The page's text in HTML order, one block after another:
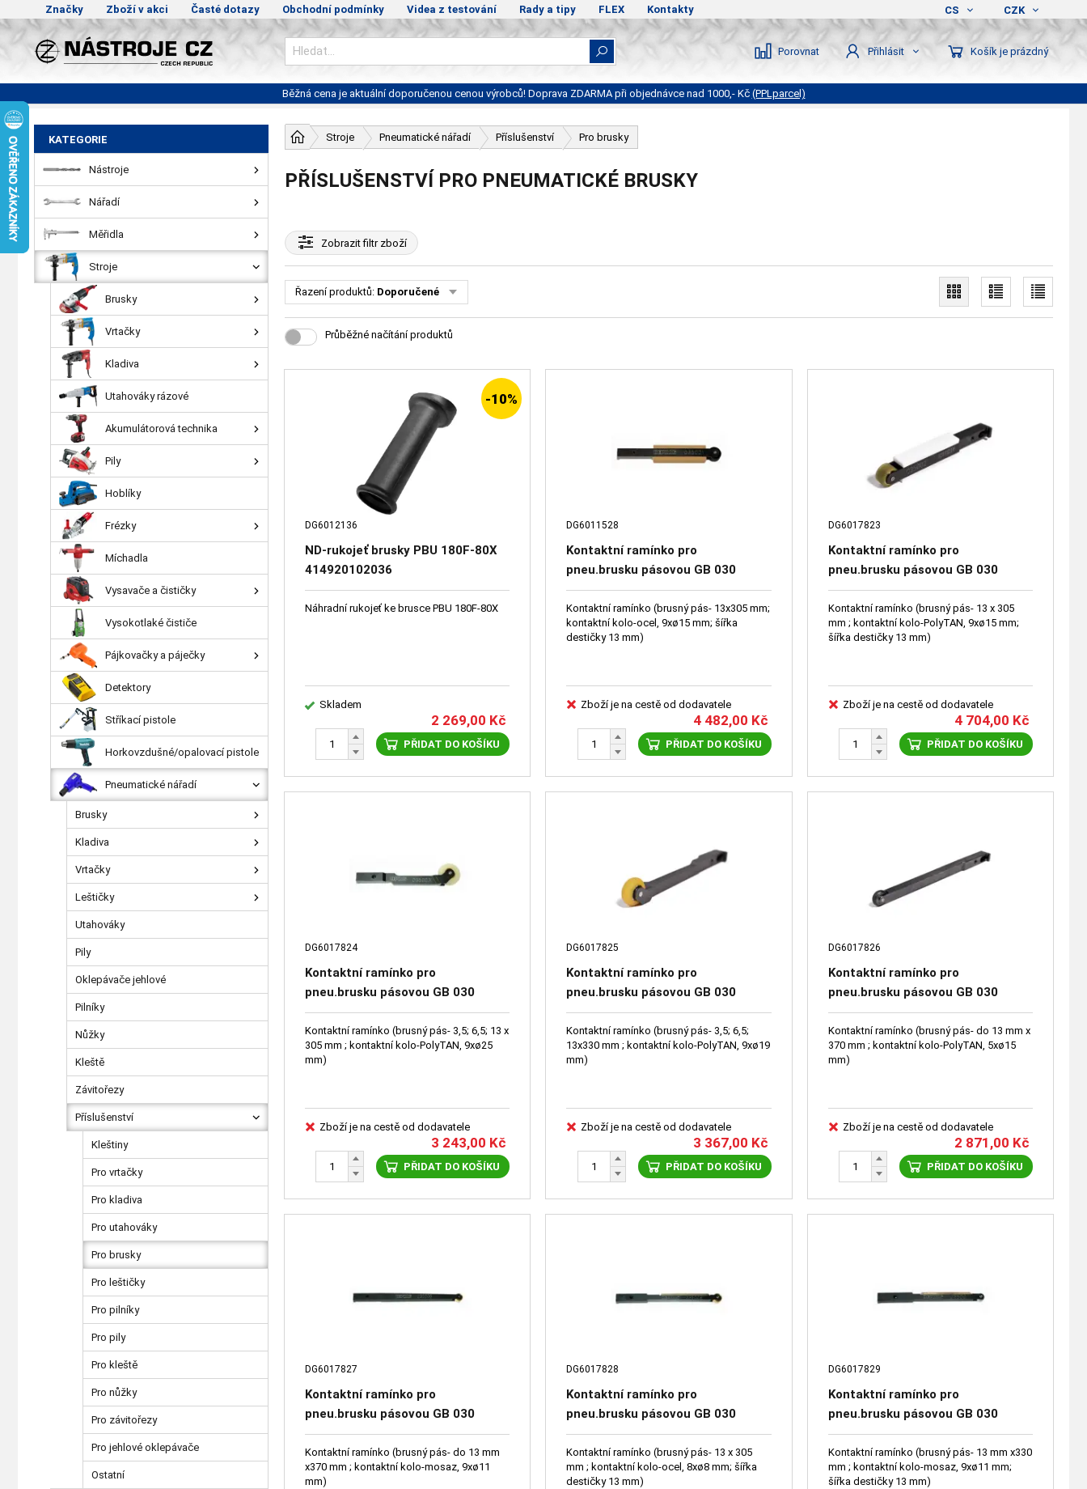
Značky Zboží v akci Časté dotazy Obchodní podmínky Videa z testování Rady a tipy FLEX Kontakty CS CZK
Porovnat Přihlásit Košík je prázdný
Běžná cena je aktuální doporučenou cenou výrobců! Doprava ZDARMA při objednávce nad 1000,- Kč (PPLparcel)
Stroje Pneumatické nářadí Příslušenství Pro brusky
PŘÍSLUŠENSTVÍ PRO PNEUMATICKÉ BRUSKY
Zobrazitfiltr zboží
Řazení produktů: Doporučené
Průběžné načítání produktů
-10%
DG6012136
ND-rukojeť brusky PBU 180F-80X
414920102036
Náhradní rukojeť ke brusce PBU 180F-80X
Skladem
2 269,00 Kč
PŘIDAT DO KOŠÍKU
DG6011528
Kontaktní ramínko pro
pneu.brusku pásovou GB 030
Kontaktní ramínko (brusný pás- 13x305 mm;
kontaktní kolo-ocel, 9xø15 mm; šířka
destičky 13 mm)
Zboží je na cestě od dodavatele
4 482,00 Kč
PŘIDAT DO KOŠÍKU
DG6017823
Kontaktní ramínko pro
pneu.brusku pásovou GB 030
DG6017823
Kontaktní ramínko (brusný pás- 13 x 305
mm ; kontaktní kolo-PolyTAN, 9xø15 mm;
šířka destičky 13 mm)
Zboží je na cestě od dodavatele
4 704,00 Kč
PŘIDAT DO KOŠÍKU
DG6017824
Kontaktní ramínko pro
pneu.brusku pásovou GB 030
DG6017824
Kontaktní ramínko (brusný pás- 3,5; 6,5; 13 x
305 mm ; kontaktní kolo-PolyTAN, 9xø25
mm)
Zboží je na cestě od dodavatele
3 243,00 Kč
PŘIDAT DO KOŠÍKU
DG6017825
Kontaktní ramínko pro
pneu.brusku pásovou GB 030
DG6017825
Kontaktní ramínko (brusný pás- 3,5; 6,5;
13x330 mm ; kontaktní kolo-PolyTAN, 9xø19
mm)
Zboží je na cestě od dodavatele
3 367,00 Kč
PŘIDAT DO KOŠÍKU
DG6017826
Kontaktní ramínko pro
pneu.brusku pásovou GB 030
DG6017826
Kontaktní ramínko (brusný pás- do 13 mm x
370 mm ; kontaktní kolo-PolyTAN, 5xø15
mm)
Zboží je na cestě od dodavatele
2 871,00 Kč
PŘIDAT DO KOŠÍKU
DG6017827
Kontaktní ramínko pro
pneu.brusku pásovou GB 030
DG6017827
Kontaktní ramínko (brusný pás- do 13 mm
x370 mm ; kontaktní kolo-mosaz, 9xø11
mm)
DG6017828
Kontaktní ramínko pro
pneu.brusku pásovou GB 030
DG6017828
Kontaktní ramínko (brusný pás- 13 x 305
mm ; kontaktní kolo-ocel, 8xø8 mm; šířka
destičky 13 mm)
DG6017829
Kontaktní ramínko pro
pneu.brusku pásovou GB 030
DG6017829
Kontaktní ramínko (brusný pás- 13 mm x330
mm ; kontaktní kolo-mosaz, 9xø11 mm;
šířka destičky 13 mm)
KATEGORIE
Nástroje
Nářadí
Měřidla
Stroje
Brusky
Vrtačky
Kladiva
Utahováky rázové
Akumulátorová technika
Pily
Hoblíky
Frézky
Míchadla
Vysavače a čističky
Vysokotlaké čističe
Pájkovačky a páječky
Detektory
Stříkací pistole
Horkovzdušné/opalovací pistole
Pneumatické nářadí
Brusky
Kladiva
Vrtačky
Leštičky
Utahováky
Pily
Oklepávače jehlové
Pilníky
Nůžky
Kleště
Závitořezy
Příslušenství
Kleštiny
Pro vrtačky
Pro kladiva
Pro utahováky
Pro brusky
Pro leštičky
Pro pilníky
Pro pily
Pro kleště
Pro nůžky
Pro závitořezy
Pro jehlové oklepávače
Ostatní